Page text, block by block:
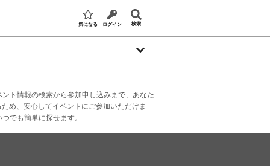
気になる ログイン 検索
ト情報の検索から参加申し込みまで、あなた
め、安心してイベントにご参加いただけま
でも簡単に探せます。